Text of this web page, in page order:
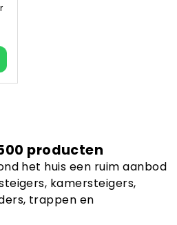
producten
het huis een ruim aanbod
kamersteigers,
trappen en